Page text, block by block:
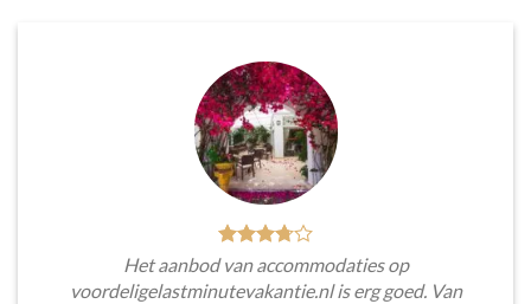
Het aanbod van accommodaties op
voordeligelastminutevakantie.nl is erg goed. Van